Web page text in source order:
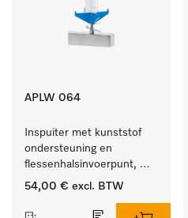
APLW 064
Inspuiter met kunststof
ondersteuning en
flessenhalsinvoerpunt,
ster, Ø 6, lengte 225 mm.
54,00 € excl. BTW